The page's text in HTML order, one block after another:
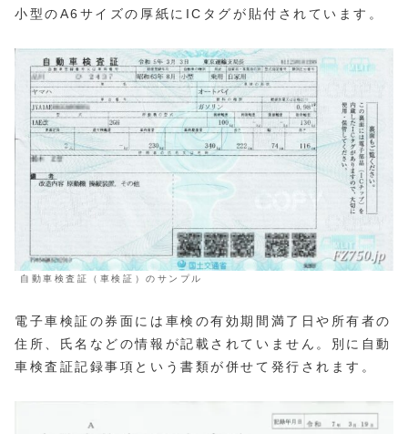
小型のA6サイズの厚紙にICタグが貼付されています。
自動車検査証（車検証）のサンプル
電子車検証の券面には車検の有効期間満了日や所有者の
住所、氏名などの情報が記載されていません。別に自動
車検査証記録事項という書類が併せて発行されます。